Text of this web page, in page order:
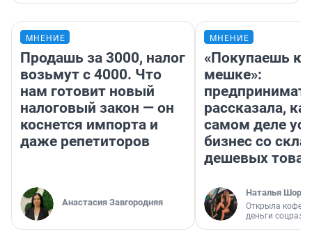
МНЕНИЕ
Продашь за 3000, налог
возьмут с 4000. Что
нам готовит новый
налоговый закон — он
коснется импорта и
даже репетиторов
Анастасия Завгородняя
МНЕНИЕ
«Покупаешь
мешке»:
рассказала,
самом деле
бизнес со
дешевых
Наталья
Открыла
деньги